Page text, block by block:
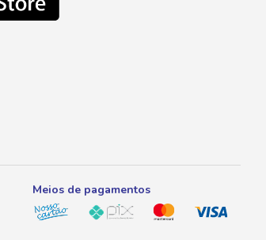
Meios de pagamentos